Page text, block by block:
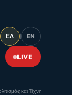
ΕΛ | EN
LIVE
και Τέχνη